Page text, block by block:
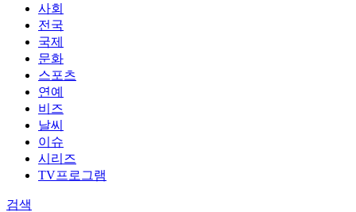
사회
전국
국제
문화
스포츠
연예
비즈
날씨
이슈
시리즈
TV프로그램
검색